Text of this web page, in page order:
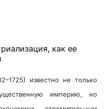
как ее
известно не только
империю, но